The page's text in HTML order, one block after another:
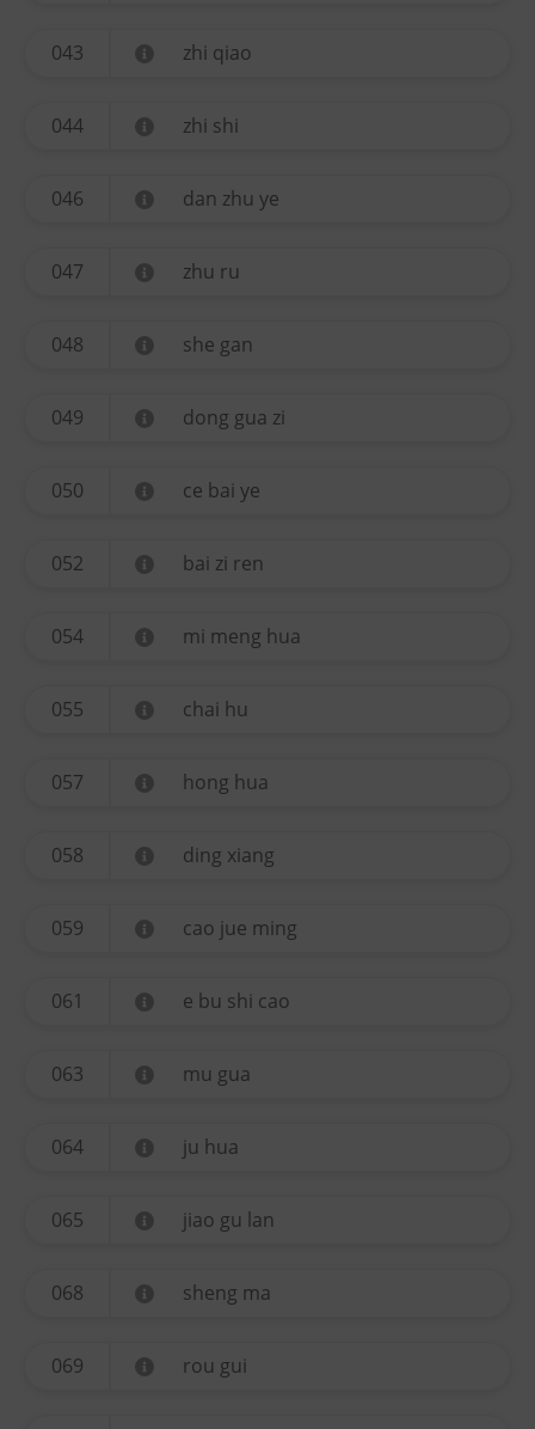
043 zhi qiao
044 zhi shi
046 dan zhu ye
047 zhu ru
048 she gan
049 dong gua zi
050 ce bai ye
052 bai zi ren
054 mi meng hua
055 chai hu
057 hong hua
058 ding xiang
059 cao jue ming
061 e bu shi cao
063 mu gua
064 ju hua
065 jiao gu lan
068 sheng ma
069 rou gui